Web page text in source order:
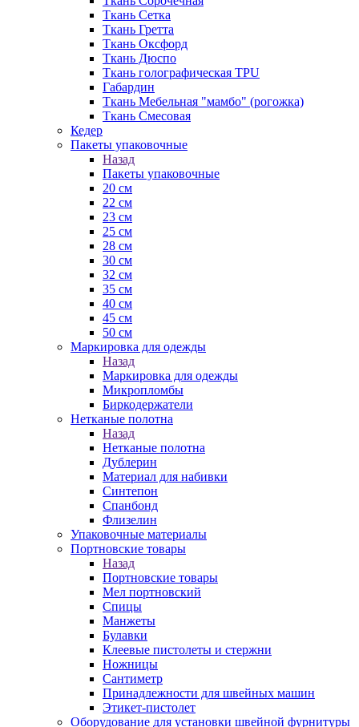
Ткань Сетка
Ткань Гретта
Ткань Оксфорд
Ткань Дюспо
Ткань голографическая TPU
Габардин
Ткань Мебельная "мамбо" (рогожка)
Ткань Смесовая
Кедер
Пакеты упаковочные
Назад
Пакеты упаковочные
20 см
22 см
23 см
25 см
28 см
30 см
32 см
35 см
40 см
45 см
50 см
Маркировка для одежды
Назад
Маркировка для одежды
Микропломбы
Биркодержатели
Нетканые полотна
Назад
Нетканые полотна
Дублерин
Материал для набивки
Синтепон
Спанбонд
Флизелин
Упаковочные материалы
Портновские товары
Назад
Портновские товары
Мел портновский
Спицы
Манжеты
Булавки
Клеевые пистолеты и стержни
Ножницы
Сантиметр
Принадлежности для швейных машин
Этикет-пистолет
Оборудование для установки швейной фурнитуры